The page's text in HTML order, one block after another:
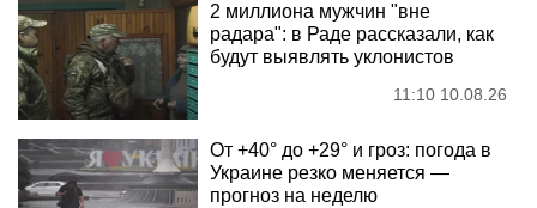
2 миллиона мужчин "вне
радара": в Раде рассказали, как
будут выявлять уклонистов
11:10 10.08.26
От +40° до +29° и гроз: погода в
Украине резко меняется —
прогноз на неделю